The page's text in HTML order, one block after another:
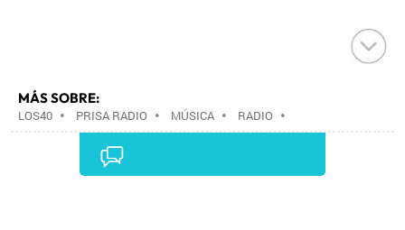
MÁS SOBRE:
LOS40 • PRISA RADIO • MÚSICA • RADIO •
GRUPO PRISA•GRUPO COMUNICACIÓN•MEDIOS
COMUNICACIÓN•